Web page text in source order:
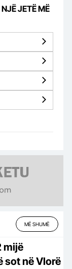
JETË MË
MË SHUMË
mijë
sot në Vlorë